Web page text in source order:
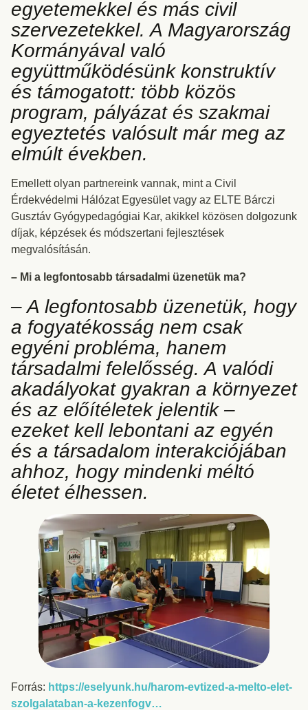
egyetemekkel és más civil
szervezetekkel. A Magyarország
Kormányával való
együttműködésünk konstruktív
és támogatott: több közös
program, pályázat és szakmai
egyeztetés valósult már meg az
elmúlt években.
Emellett olyan partnereink vannak, mint a Civil
Érdekvédelmi Hálózat Egyesület vagy az ELTE Bárczi
Gusztáv Gyógypedagógiai Kar, akikkel közösen dolgozunk
díjak, képzések és módszertani fejlesztések
megvalósításán.
– Mi a legfontosabb társadalmi üzenetük ma?
– A legfontosabb üzenetük, hogy
a fogyatékosság nem csak
egyéni probléma, hanem
társadalmi felelősség. A valódi
akadályokat gyakran a környezet
és az előítéletek jelentik –
ezeket kell lebontani az egyén
és a társadalom interakciójában
ahhoz, hogy mindenki méltó
életet élhessen.
Forrás: https://eselyunk.hu/harom-evtized-a-melto-elet-
szolgalataban-a-kezenfogv…